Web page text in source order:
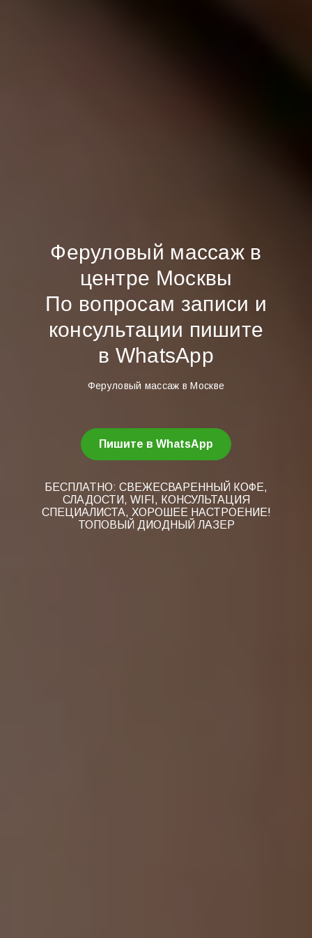
Феруловый массаж в
центре Москвы
По вопросам записи и
консультации пишите
в WhatsApp
Феруловый массаж в Москве
Пишите в WhatsApp
БЕСПЛАТНО: СВЕЖЕСВАРЕННЫЙ КОФЕ,
СЛАДОСТИ, WIFI, КОНСУЛЬТАЦИЯ
СПЕЦИАЛИСТА, ХОРОШЕЕ НАСТРОЕНИЕ!
ТОПОВЫЙ ДИОДНЫЙ ЛАЗЕР